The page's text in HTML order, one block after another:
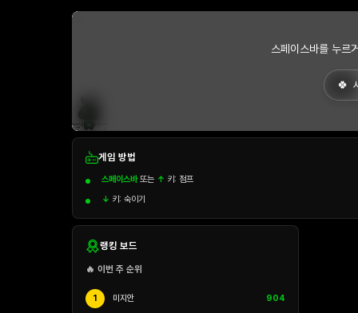
스페이스바를 누르
게임 방법
스페이스바또는 ↑ 키: 점프
↓ 키: 숙이기
랭킹 보드
🔥 이번 주 순위
1 미지안 904